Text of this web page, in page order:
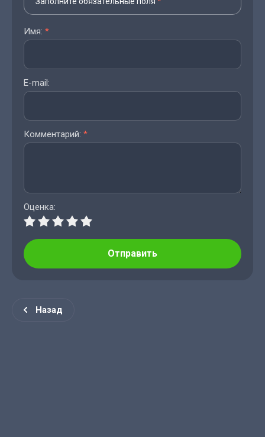
Имя: *
E-mail:
Комментарий: *
Оценка:
Отправить
Назад